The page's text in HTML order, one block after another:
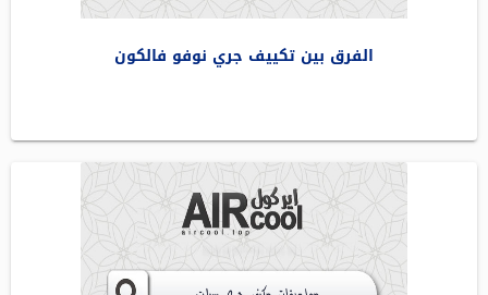
الفرق بين تكييف جري نوفو فالكون